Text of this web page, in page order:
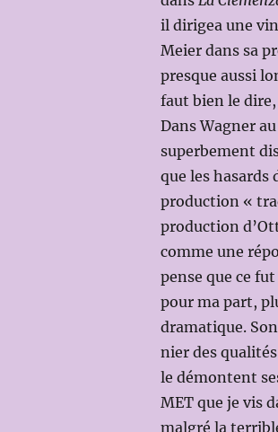
il dirigea une
Meier dans sa
presque aussi
faut bien le
Dans Wagner
superbement
que les hasards
production «
production
comme une
pense que ce
pour ma part,
dramatique.
nier des
le démontent
MET que je vis
malgré la